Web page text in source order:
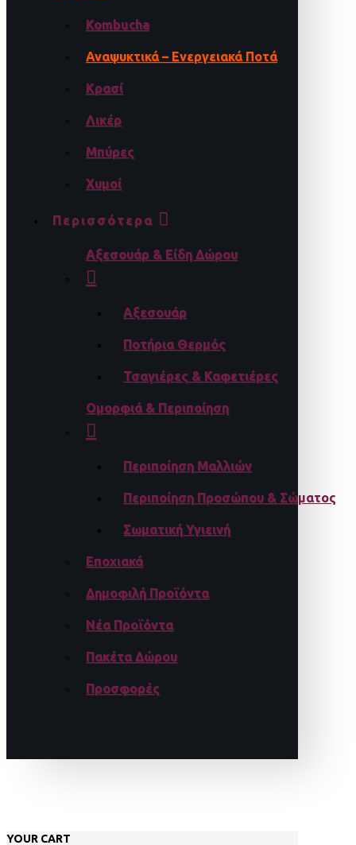
Kombucha
Αναψυκτικά – Ενεργειακά Ποτά
Κρασί
Λικέρ
Μπύρες
Χυμοί
Περισσότερα
Αξεσουάρ & Είδη Δώρου
Αξεσουάρ
Ποτήρια Θερμός
Τσαγιέρες & Καφετιέρες
Ομορφιά & Περιποίηση
Περιποίηση Μαλλιών
Περιποίηση Προσώπου & Σώματος
Σωματική Υγιεινή
Εποχιακά
Δημοφιλή Προϊόντα
Νέα Προϊόντα
Πακέτα Δώρου
Προσφορές
YOUR CART